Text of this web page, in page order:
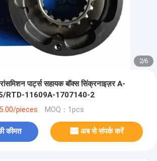
2/6
पार्ट्स सहायक बॉक्स सिंक्रनाइज़र A-
RTD-11609A-1707140-2
pieces MOQ：1pcs
कीमत अब से संपर्क करें